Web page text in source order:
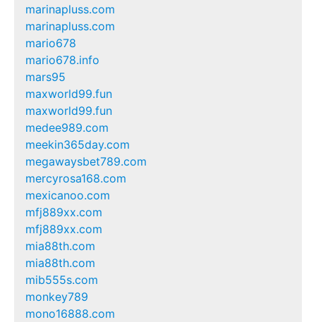
marinapluss.com
marinapluss.com
mario678
mario678.info
mars95
maxworld99.fun
maxworld99.fun
medee989.com
meekin365day.com
megawaysbet789.com
mercyrosa168.com
mexicanoo.com
mfj889xx.com
mfj889xx.com
mia88th.com
mia88th.com
mib555s.com
monkey789
mono16888.com